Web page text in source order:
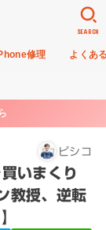
修理 よくあ
SEARCH
ピシコ
いまくり
教授、逆転